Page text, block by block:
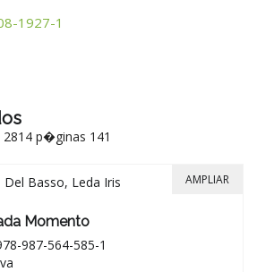
1927-1
p�ginas 141
Del Basso, Leda Iris
Momento
987-564-585-1
AMPLIAR